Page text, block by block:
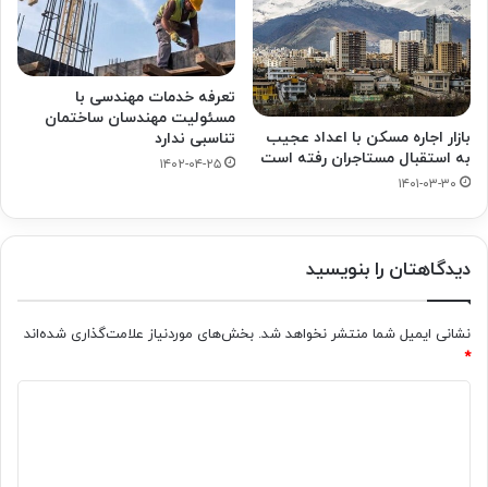
بازار اجاره مسکن با اعداد عجیب
به استقبال مستاجران رفته است
۱۴۰۱-۰۳-۳۰
تعرفه خدمات مهندسی با
مسئولیت مهندسان ساختمان
تناسبی ندارد
۱۴۰۲-۰۴-۲۵
دیدگاهتان را بنویسید
نشانی ایمیل شما منتشر نخواهد شد. بخش‌های موردنیاز علامت‌گذاری شده‌اند
*